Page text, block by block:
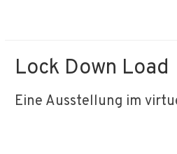
Lock Down Load
Eine Ausstellung im